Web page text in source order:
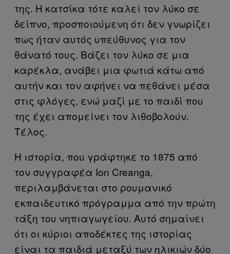
της. Η κατσίκα τότε καλεί τον λύκο σε
δείπνο, προσποιούμενη ότι δεν γνωρίζει
πως ήταν αυτός υπεύθυνος για τον
θάνατό τους. Βάζει τον λύκο σε μια
καρέκλα, ανάβει μια φωτιά κάτω από
αυτήν και τον αφήνει να πεθάνει μέσα
στις φλόγες, ενώ μαζί με το παιδί που
της έχει απομείνει τον λιθοβολούν.
Τέλος.
Η ιστορία, που γράφτηκε το 1875 από
τον συγγραφέα Ion Creanga,
περιλαμβάνεται στο ρουμανικό
εκπαιδευτικό πρόγραμμα από την πρώτη
τάξη του νηπιαγωγείου. Αυτό σημαίνει
ότι οι κύριοι αποδέκτες της ιστορίας
είναι τα παιδιά μεταξύ των ηλικιών δύο